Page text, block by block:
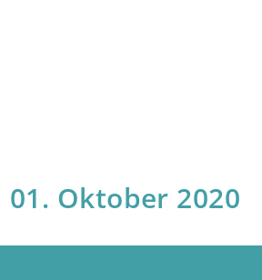
01. Oktober 2020